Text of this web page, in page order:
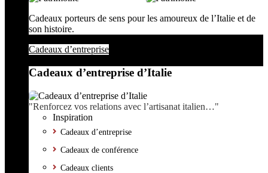
Cadeaux porteurs de sens pour les amoureux de l’Italie et de
son histoire.
Cadeaux d’entreprise
Cadeaux d’entreprise d’Italie
"Renforcez vos relations avec l’artisanat italien…"
Inspiration
Cadeaux d’entreprise
Cadeaux de conférence
Cadeaux clients